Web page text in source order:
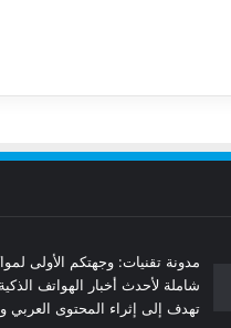
شاملة لأحدث أخبار الهواتف
تهدف إلى إثراء المحتوى العربي